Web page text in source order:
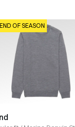
END OF SEASON